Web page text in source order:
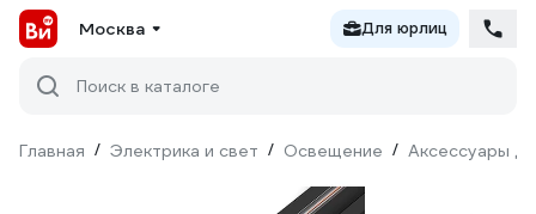
Москва Для юрлиц
Поиск в каталоге
Главная / Электрика и свет / Освещение / Аксессуары